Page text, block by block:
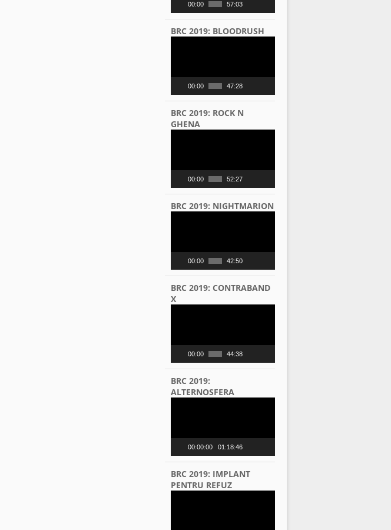
00:00 57:03
BRC 2019: BLOODRUSH
00:00 47:28
BRC 2019: ROCK N
GHENA
00:00 52:27
BRC 2019: NIGHTMARION
00:00 42:50
BRC 2019: CONTRABAND
X
00:00 44:38
BRC 2019:
ALTERNOSFERA
00:00:00 01:18:46
BRC 2019: IMPLANT
PENTRU REFUZ